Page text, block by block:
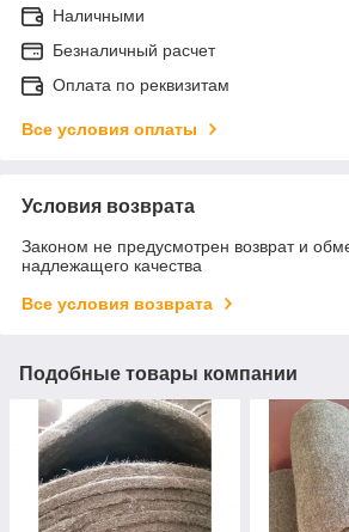
Наличными
Безналичный расчет
Оплата по реквизитам
Все условия оплаты
Условия возврата
Законом не предусмотрен возврат и
надлежащего качества
Все условия возврата
Подобные товары компании